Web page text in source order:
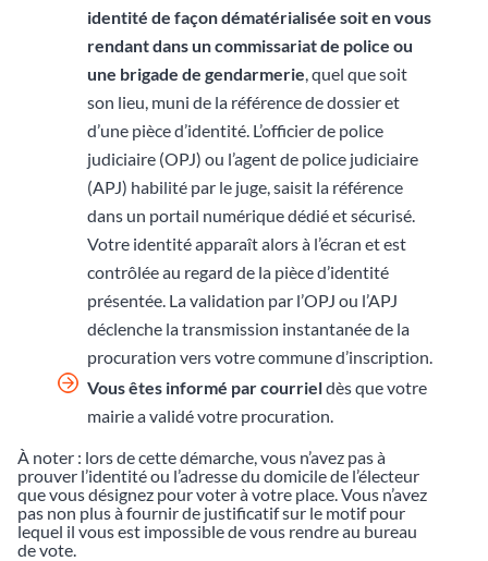
identité de façon dématérialisée soit en vous
rendantdans un commissariat de police ou
une brigade de gendarmerie , quel que soit
son lieu, muni de la référence de dossier et
d’une pièce d’identité. L’officier de police
judiciaire (OPJ) ou l’agent de police judiciaire
(APJ) habilité par le juge, saisit la référence
dans un portail numérique dédié et sécurisé.
Votre identité apparaît alors à l’écran et est
contrôlée au regard de la pièce d’identité
présentée. La validation par l’OPJ ou l’APJ
déclenche la transmission instantanée de la
procuration vers votre commune d’inscription.
Vous êtes informé par courrieldès que votre
mairie a validé votre procuration.
À noter : lors de cette démarche, vous n’avez pas à
prouver l’identité ou l’adresse du domicile de l’électeur
que vous désignez pour voter à votre place. Vous n’avez
pas non plus à fournir de justificatif sur le motif pour
lequel il vous est impossible de vous rendre au bureau
de vote.